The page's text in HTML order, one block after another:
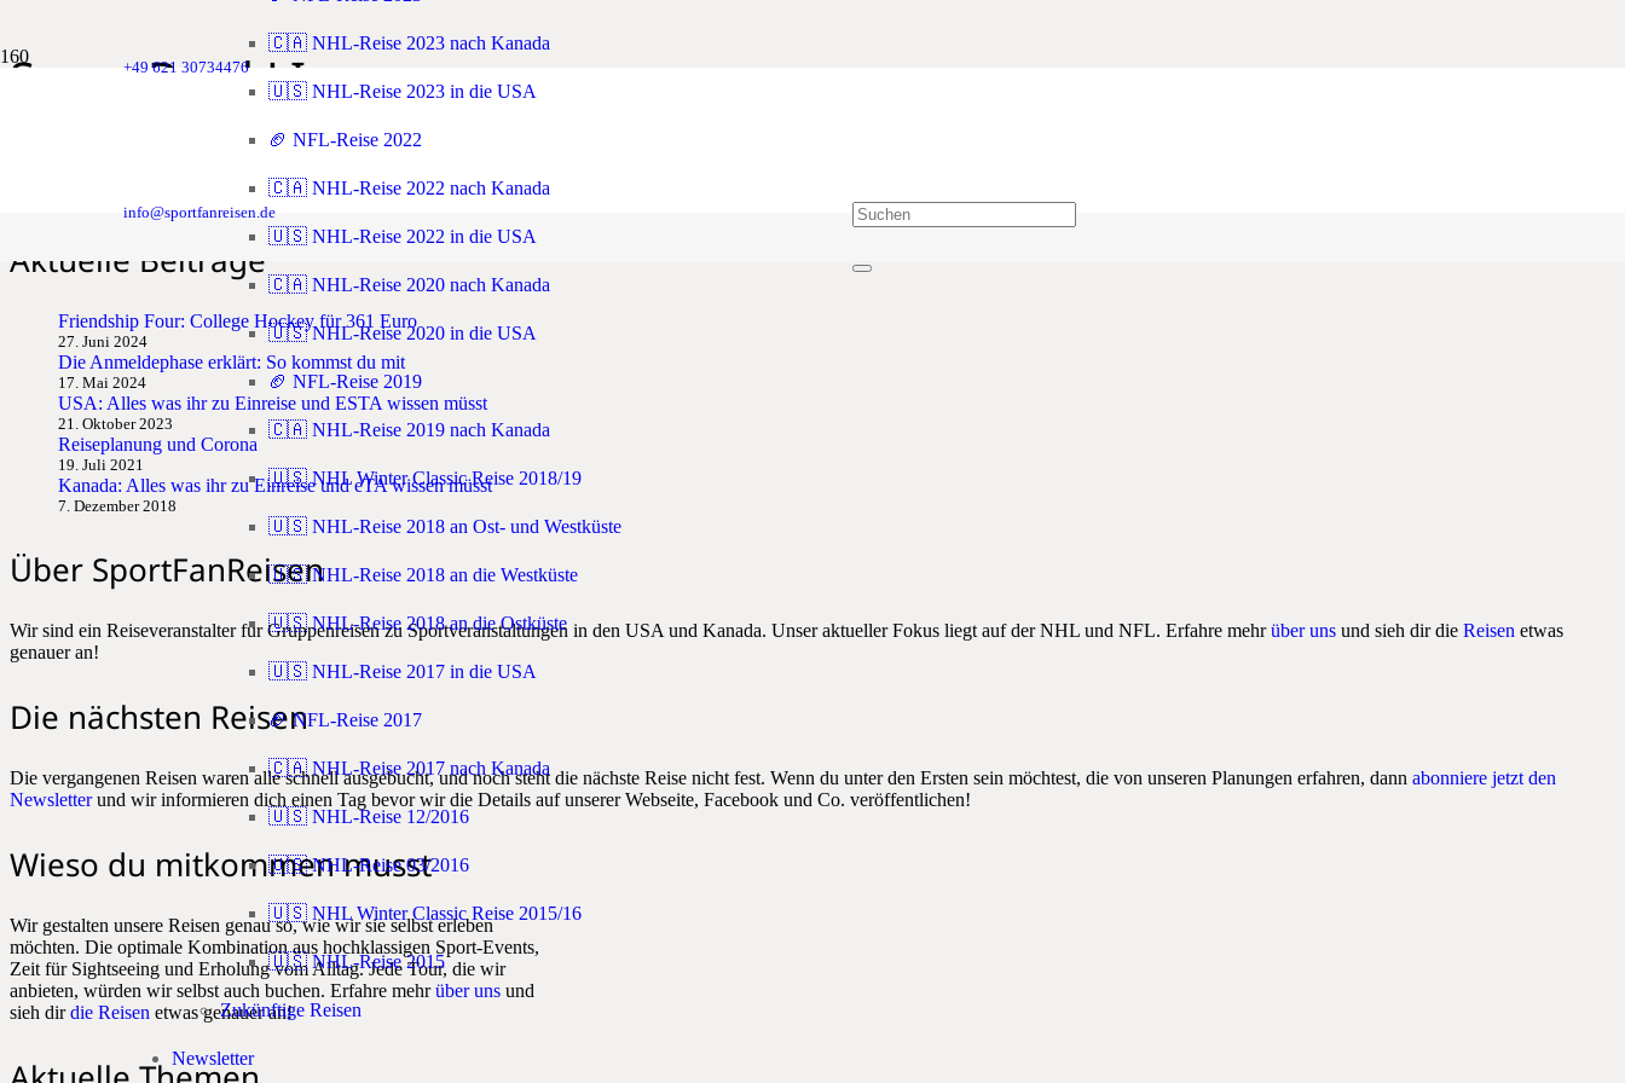
+49 621 30734476
info@sportfanreisen.de
🇨🇦 NHL-Reise 2023 nach Kanada
🇺🇸 NHL-Reise 2023 in die USA
🏈 NFL-Reise 2022
🇨🇦 NHL-Reise 2022 nach Kanada
🇺🇸 NHL-Reise 2022 in die USA
🇨🇦 NHL-Reise 2020 nach Kanada
🇺🇸 NHL-Reise 2020 in die USA
🏈 NFL-Reise 2019
🇨🇦 NHL-Reise 2019 nach Kanada
🇺🇸 NHL Winter Classic Reise 2018/19
🇺🇸 NHL-Reise 2018 an Ost- und Westküste
🇺🇸 NHL-Reise 2018 an die Westküste
🇺🇸 NHL-Reise 2018 an die Ostküste
🇺🇸 NHL-Reise 2017 in die USA
🏈 NFL-Reise 2017
🇨🇦 NHL-Reise 2017 nach Kanada
🇺🇸 NHL-Reise 12/2016
🇺🇸 NHL-Reise 03/2016
🇺🇸 NHL Winter Classic Reise 2015/16
🇺🇸 NHL-Reise 2015
Zukünftige Reisen
Newsletter
Super Bowl LI
So kommst du an Super Bowl Tickets 2017
Aktuelle Beiträge
Friendship Four: College Hockey für 361 Euro
27. Juni 2024
Die Anmeldephase erklärt: So kommst du mit
17. Mai 2024
USA: Alles was ihr zu Einreise und ESTA wissen müsst
21. Oktober 2023
Reiseplanung und Corona
19. Juli 2021
Kanada: Alles was ihr zu Einreise und eTA wissen müsst
7. Dezember 2018
Über SportFanReisen
Wir sind ein Reiseveranstalter für Gruppenreisen zu Sportveranstaltungen in den USA und Kanada. Unser aktueller Fokus liegt auf der NHL und NFL. Erfahre mehrüber uns und sieh dir die Reisen etwas
genauer an!
Die nächsten Reisen
Die vergangenen Reisen waren alle schnell ausgebucht, und noch steht die nächste Reise nicht fest. Wenn du unter den Ersten sein möchtest, die von unseren Planungen erfahren, dann abonniere jetzt den
Newsletterund wir informieren dich einen Tag bevor wir die Details auf unserer Webseite, Facebook und Co. veröffentlichen!
Wieso du mitkommen musst
Wir gestalten unsere Reisen genau so, wie wir sie selbst erleben
möchten. Die optimale Kombination aus hochklassigen Sport-Events,
Zeit für Sightseeing und Erholung vom Alltag. Jede Tour, die wir
anbieten, würden wir selbst auch buchen. Erfahre mehrüber uns und
sieh dirdie Reisen etwas genauer an!